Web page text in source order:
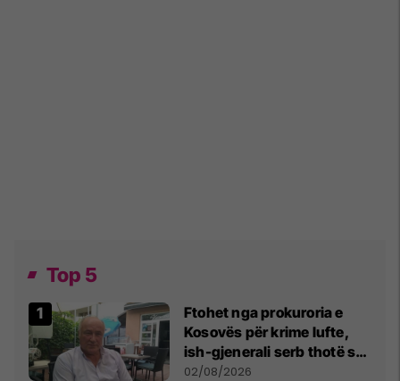
Top 5
Ftohet nga prokuroria e
Kosovës për krime lufte,
ish-gjenerali serb thotë se
dikush e tradhtoi në
02/08/2026